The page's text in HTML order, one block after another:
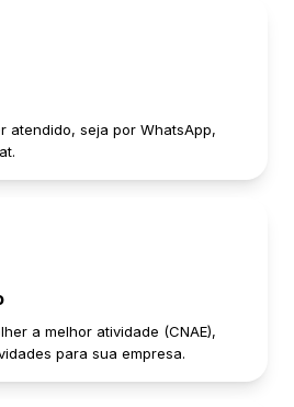
atendido, seja por WhatsApp,
a melhor atividade (CNAE),
para sua empresa.